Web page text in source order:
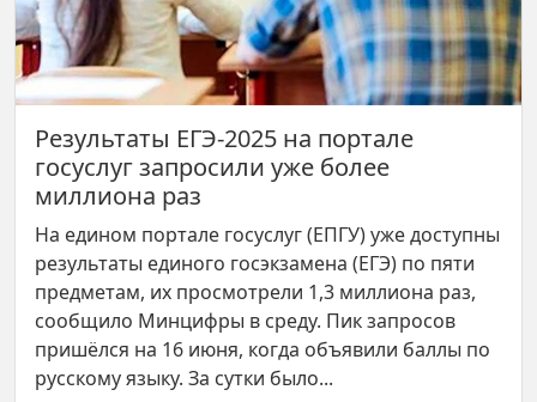
Результаты ЕГЭ-2025 на портале
госуслуг запросили уже более
миллиона раз
На едином портале госуслуг (ЕПГУ) уже доступны
результаты единого госэкзамена (ЕГЭ) по пяти
предметам, их просмотрели 1,3 миллиона раз,
сообщило Минцифры в среду. Пик запросов
пришёлся на 16 июня, когда объявили баллы по
русскому языку. За сутки было...